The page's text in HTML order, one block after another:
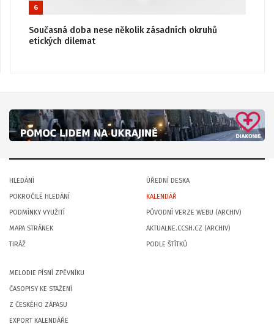
6
Současná doba nese několik zásadních okruhů
etických dilemat
HLEDÁNÍ
POKROČILÉ HLEDÁNÍ
PODMÍNKY VYUŽITÍ
MAPA STRÁNEK
TIRÁŽ
ÚŘEDNÍ DESKA
KALENDÁŘ
PŮVODNÍ VERZE WEBU (ARCHIV)
AKTUALNE.CCSH.CZ (ARCHIV)
PODLE ŠTÍTKŮ
MELODIE PÍSNÍ ZPĚVNÍKU
ČASOPISY KE STAŽENÍ
Z ČESKÉHO ZÁPASU
EXPORT KALENDÁŘE